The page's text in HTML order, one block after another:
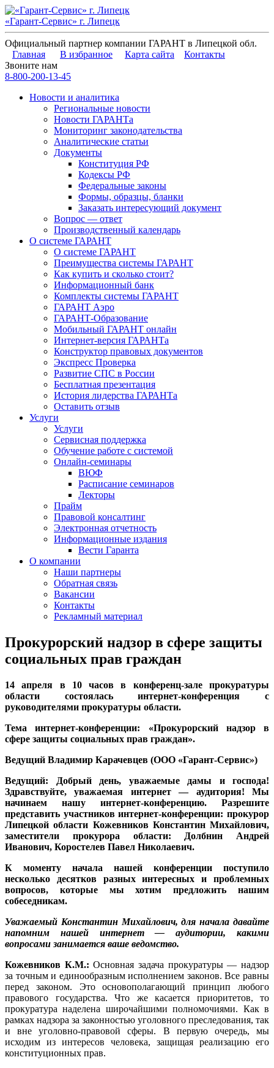
«Гарант-Сервис» г. Липецк
Официальный партнер компании ГАРАНТ в Липецкой обл.
Главная
В избранное Карта сайта
Контакты
Звоните нам
8-800-200-13-45
Новости и аналитика
Региональные новости
Новости ГАРАНТа
Мониторинг законодательства
Аналитические статьи
Документы
Конституция РФ
Кодексы РФ
Федеральные законы
Формы, образцы, бланки
Заказать интересующий документ
Вопрос — ответ
Производственный календарь
О системе ГАРАНТ
О системе ГАРАНТ
Преимущества системы ГАРАНТ
Как купить и сколько стоит?
Информационный банк
Комплекты системы ГАРАНТ
ГАРАНТ Аэро
ГАРАНТ-Образование
Мобильный ГАРАНТ онлайн
Интернет-версия ГАРАНТа
Конструктор правовых документов
Экспресс Проверка
Развитие СПС в России
Бесплатная презентация
История лидерства ГАРАНТа
Оставить отзыв
Услуги
Услуги
Сервисная поддержка
Обучение работе с системой
Онлайн-семинары
ВЮФ
Расписание семинаров
Лекторы
Прайм
Правовой консалтинг
Электронная отчетность
Информационные издания
Вести Гаранта
О компании
Наши партнеры
Обратная связь
Вакансии
Контакты
Рекламный материал
Прокурорский надзор в сфере защиты
социальных прав граждан
14 апреля в 10 часов в конференц-зале прокуратуры
области состоялась интернет-конференция с
руководителями прокуратуры области.
Тема интернет-конференции: «Прокурорский надзор в
сфере защиты социальных прав граждан».
Ведущий Владимир Карачевцев (ООО «Гарант-Сервис»)
Ведущий: Добрый день, уважаемые дамы и господа!
Здравствуйте, уважаемая интернет — аудитория! Мы
начинаем нашу интернет-конференцию. Разрешите
представить участников интернет-конференции: прокурор
Липецкой области Кожевников Константин Михайлович,
заместители прокурора области: Долбнин Андрей
Иванович, Коростелев Павел Николаевич.
К моменту начала нашей конференции поступило
несколько десятков разных интересных и проблемных
вопросов, которые мы хотим предложить нашим
собеседникам.
Уважаемый Константин Михайлович, для начала давайте
напомним нашей интернет — аудитории, какими
вопросами занимается ваше ведомство.
Кожевников К.М.: Основная задача прокуратуры — надзор
за точным и единообразным исполнением законов. Все равны
перед законом. Это основополагающий принцип любого
правового государства. Что же касается приоритетов, то
прокуратура наделена широчайшими полномочиями. Как в
рамках надзора за законностью уголовного преследования, так
и вне уголовно-правовой сферы. В первую очередь, мы
исходим из интересов человека, защищая реализацию его
конституционных прав.